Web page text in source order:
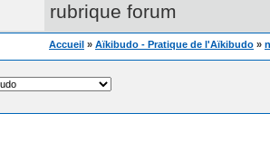
rubrique forum
Accueil » Aïkibudo - Pratique de l'Aïkibudo »